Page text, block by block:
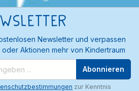
Newsletter und verpassen
Aktionen mehr von Kindertraum
Abonnieren
zur Kenntnis